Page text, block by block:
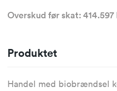
Overskud før skat: 414.597
Produktet
Handel med biobrændsel